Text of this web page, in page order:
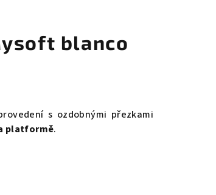
blanco
s ozdobnými přezkami
platformě.